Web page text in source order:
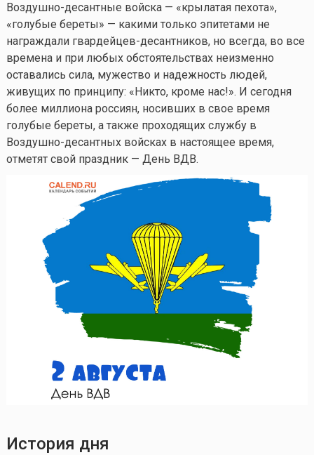
Воздушно-десантные войска — «крылатая пехота»,
«голубые береты» — какими только эпитетами не
награждали гвардейцев-десантников, но всегда, во все
времена и при любых обстоятельствах неизменно
оставались сила, мужество и надежность людей,
живущих по принципу: «Никто, кроме нас!». И сегодня
более миллиона россиян, носивших в свое время
голубые береты, а также проходящих службу в
Воздушно-десантных войсках в настоящее время,
отметят свой праздник — День ВДВ.
История дня